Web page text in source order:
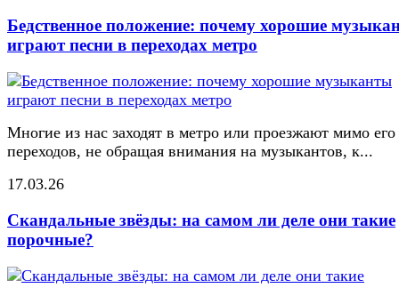
Бедственное положение: почему хорошие
играют песни в переходах метро
Многие из нас заходят в метро или проезжают мимо его
переходов, не обращая внимания на музыкантов, к...
17.03.26
Скандальные звёзды: на самом ли деле они такие
порочные?